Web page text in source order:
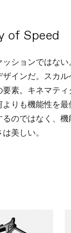
of Speed
ッションではな
インだ。スカ
素。キネマテ
りも機能性を最
のではなく、
美しい。